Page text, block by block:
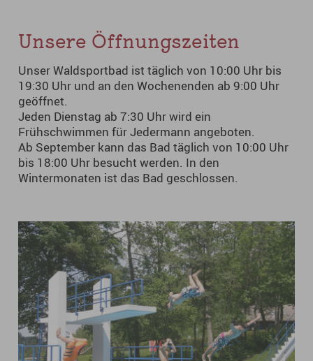
Unsere Öffnungszeiten
Unser Waldsportbad ist täglich von 10:00 Uhr bis
19:30 Uhr und an den Wochenenden ab 9:00 Uhr
geöffnet.
Jeden Dienstag ab 7:30 Uhr wird ein
Frühschwimmen für Jedermann angeboten.
Ab September kann das Bad täglich von 10:00 Uhr
bis 18:00 Uhr besucht werden. In den
Wintermonaten ist das Bad geschlossen.